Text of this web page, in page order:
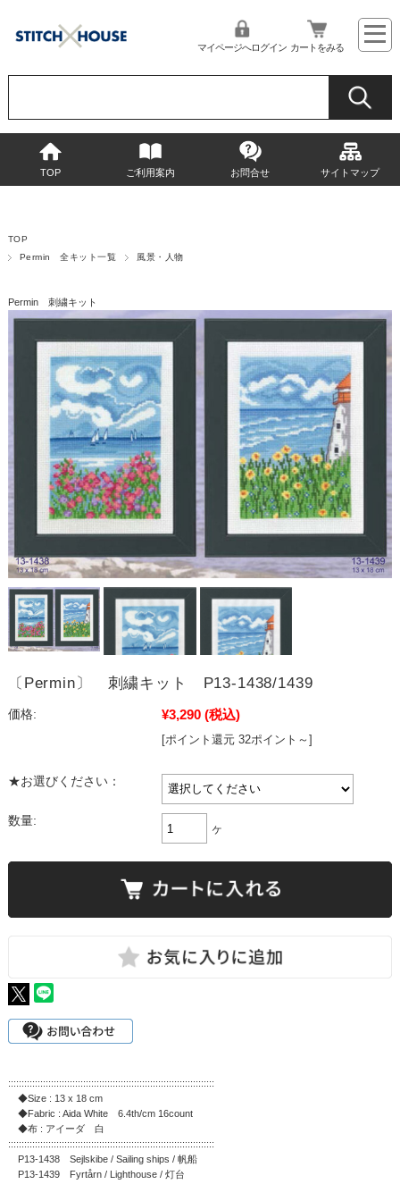
マイページへログイン カートをみる
TOP ご利用案内 お問合せ サイトマップ
TOP
Permin 全キット一覧
風景・人物
Permin 刺繍キット
〔Permin〕 刺繍キット P13-1438/1439
価格: ¥3,290 (税込)
[ポイント還元 32ポイント～]
★お選びください：
数量:
ヶ
:::::::::::::::::::::::::::::::::::::::::::::::::::::::::::::::::::::::::::::
◆Size : 13 x 18 cm
◆Fabric : Aida White 6.4th/cm 16count
◆布 : アイーダ 白
:::::::::::::::::::::::::::::::::::::::::::::::::::::::::::::::::::::::::::::
P13-1438 Sejlskibe / Sailing ships / 帆船
P13-1439 Fyrtårn / Lighthouse / 灯台